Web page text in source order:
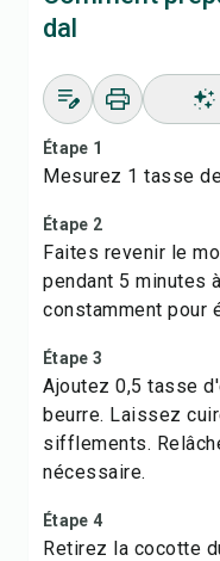
dal
Étape 1
Mesurez 1 tasse
Étape 2
Faites revenir le
pendant 5 minutes
constamment pour
Étape 3
Ajoutez 0,5 tasse
beurre. Laissez
sifflements.
nécessaire.
Étape 4
Retirez la cocotte